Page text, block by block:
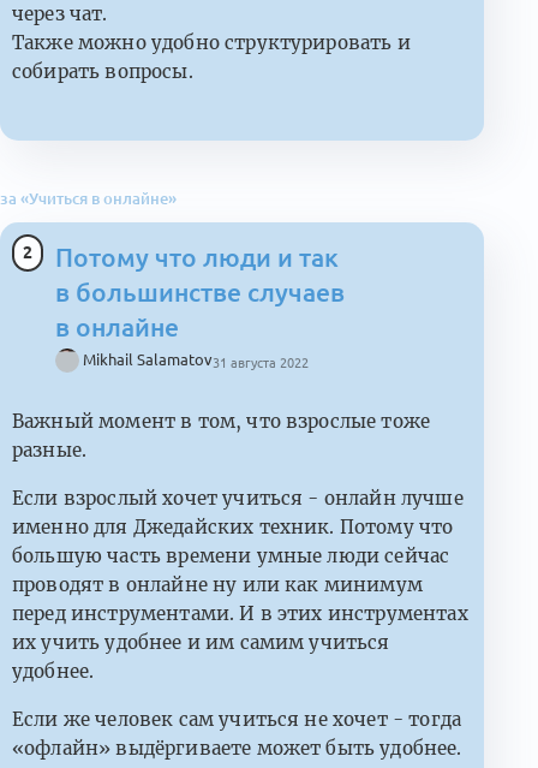
через чат.
Также можно удобно структурировать и
собирать вопросы.
за «Учиться в онлайне»
Потому что люди и так
в большинстве случаев
в онлайне
Mikhail Salamatov31 августа 2022
2
Важный момент в том, что взрослые тоже
разные.
Если взрослый хочет учиться - онлайн лучше
именно для Джедайских техник. Потому что
большую часть времени умные люди сейчас
проводят в онлайне ну или как минимум
перед инструментами. И в этих инструментах
их учить удобнее и им самим учиться
удобнее.
Если же человек сам учиться не хочет - тогда
«офлайн» выдёргиваете может быть удобнее.